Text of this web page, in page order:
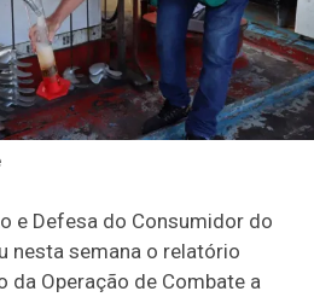
e Defesa do Consumidor do
nesta semana o relatório
da Operação de Combate a